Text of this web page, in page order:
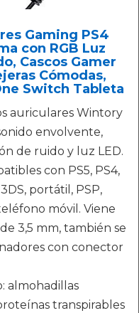
Gaming PS4
con RGB Luz
Cascos Gamer
Cómodas,
Switch Tableta
auriculares Wintory
envolvente,
de ruido y luz LED.
con PS5, PS4,
portátil, PSP,
móvil. Viene
3,5 mm, también se
con conector
almohadillas
transpirables